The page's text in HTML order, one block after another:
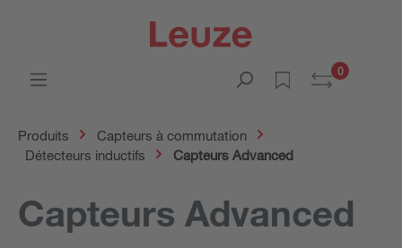
0
Produits
Capteurs à commutation
Détecteurs inductifs
Capteurs Advanced
Capteurs Advanced